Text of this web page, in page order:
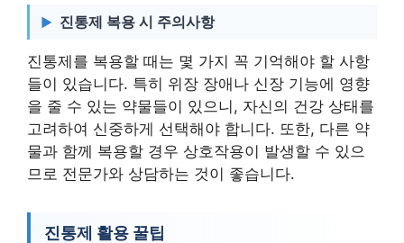
진통제 복용 시 주의사항
진통제를 복용할 때는 몇 가지 꼭 기억해야 할 사항
들이 있습니다. 특히 위장 장애나 신장 기능에 영향
을 줄 수 있는 약물들이 있으니, 자신의 건강 상태를
고려하여 신중하게 선택해야 합니다. 또한, 다른 약
물과 함께 복용할 경우 상호작용이 발생할 수 있으
므로 전문가와 상담하는 것이 좋습니다.
진통제 활용 꿀팁